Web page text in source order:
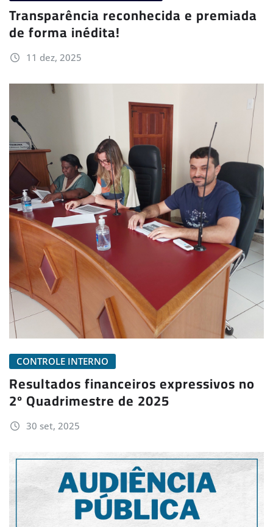
Transparência reconhecida e premiada
de forma inédita!
11 dez, 2025
CONTROLE INTERNO
Resultados financeiros expressivos no
2º Quadrimestre de 2025
30 set, 2025